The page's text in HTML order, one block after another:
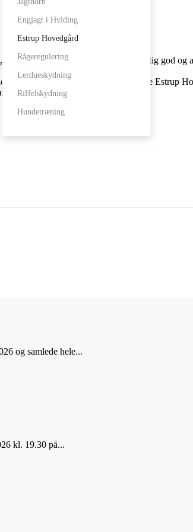
Engjagt i Hviding
Estrup Hovedgård
Rågeregulering
Lerdueskydning
Riffelskydning
Hundetræning
remiser og vandhuller. Der er en rigtig god og
i vestfløjen på den gamle og historiske Estrup
købe en jagtandel.
evt. blive sat på venteliste.
og samlede hele...
kl. 19.30 på...